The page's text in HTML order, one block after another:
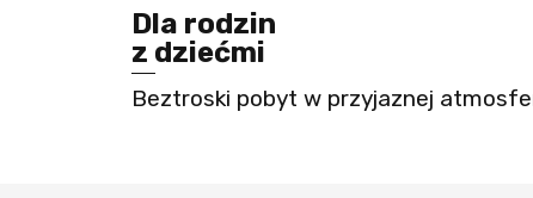
Dla rodzin
z dziećmi
Beztroski pobyt w przyjaznej